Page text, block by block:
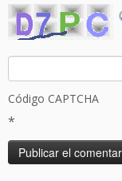
Código CAPTCHA
*